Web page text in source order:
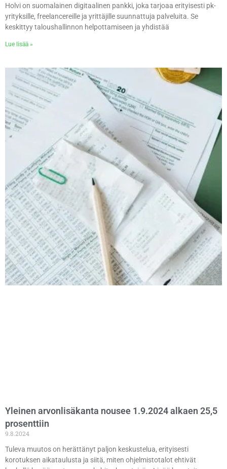
Holvi on suomalainen digitaalinen pankki, joka tarjoaa erityisesti pk-
yrityksille, freelancereille ja yrittäjille suunnattuja palveluita. Se
keskittyy taloushallinnon helpottamiseen ja yhdistää
Lue lisää »
Yleinen arvonlisäkanta nousee 1.9.2024 alkaen 25,5
prosenttiin
9.8.2024
Tuleva muutos on herättänyt paljon keskustelua, erityisesti
korotuksen aikataulusta ja siitä, miten ohjelmistotalot ehtivät